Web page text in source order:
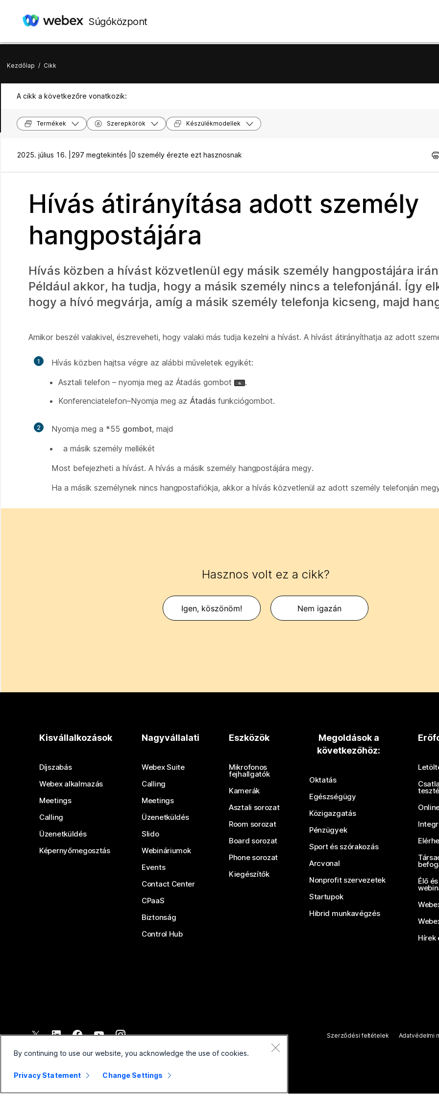
Súgóközpont
Kezdőlap / Cikk
A cikk a következőre vonatkozik:
Termékek Szerepkörök Készülékmodellek
2025. július 16. | 297 megtekintés | 0 személy érezte ezt hasznosnak
Hívás átirányítása adott személy
hangpostájára
Hívás közben a hívást közvetlenül egy másik személy hangpostájára
Például akkor, ha tudja, hogy a másik személy nincs a telefonjánál. Így
hogy a hívó megvárja, amíg a másik személy telefonja kicseng, majd
Amikor beszél valakivel, észreveheti, hogy valaki más tudja kezelni a hívást. A hívást átirányíthatja az adott
1
Hívás közben hajtsa végre az alábbi műveletek egyikét:
Asztali telefon – nyomja meg az Átadás gombot
.
Konferenciatelefon–Nyomja meg az Átadás funkciógombot.
2 Nyomja meg a *55 gombot, majd
a másik személy mellékét
Most befejezheti a hívást. A hívás a másik személy hangpostájára megy.
Ha a másik személynek nincs hangpostafiókja, akkor a hívás közvetlenül az adott személy telefonján
Hasznos volt ez a cikk?
Igen, köszönöm! Nem igazán
Kisvállalkozások
Díjszabás
Webex alkalmazás
Meetings
Calling
Üzenetküldés
Képernyőmegosztás
Nagyvállalati
Webex Suite
Calling
Meetings
Üzenetküldés
Slido
Webináriumok
Events
Contact Center
CPaaS
Biztonság
Control Hub
Eszközök
Mikrofonos
fejhallgatók
Kamerák
Asztali sorozat
Room sorozat
Board sorozat
Phone sorozat
Kiegészítők
Megoldások a
következőhöz:
Oktatás
Egészségügy
Közigazgatás
Pénzügyek
Sport és szórakozás
Arcvonal
Nonprofit szervezetek
Startupok
Hibrid munkavégzés
Élő
Hírek
2026 Cisco és/vagy társvállalatai. Minden jog fenntartva.
Szerződési feltételek Adatvédelmi
By continuing to use our website, you acknowledge the use of cookies.
Privacy Statement Change Settings